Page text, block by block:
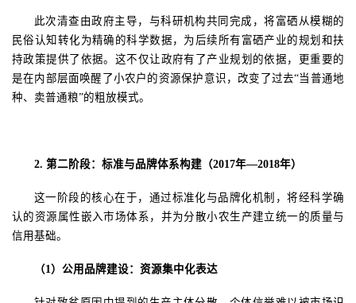
此次清查由政府主导，与科研机构共同完成，将富硒从模糊的
民俗认知转化为精确的科学数据，为后续所有富硒产业的规划和扶
持政策提供了依据。这不仅让政府有了产业规划的依据，更重要的
是在内部层面唤醒了小农户的资源保护意识，改变了过去“当普通地
种、卖普通粮”的粗放模式。
2.第二阶段：标准与品牌体系构建（2017年—2018年）
这一阶段的核心在于，通过标准化与品牌化机制，将经科学确
认的资源属性嵌入市场体系，并为分散小农生产建立统一的质量与
信用基础。
（1）公用品牌建设：资源集中化表达